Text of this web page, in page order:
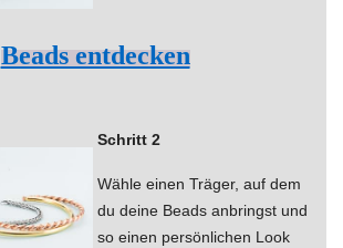
Beads entdecken
Schritt 2
Wähle einen Träger, auf dem
du deine Beads anbringst und
so einen persönlichen Look